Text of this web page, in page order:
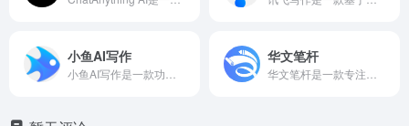
小鱼AI写作 华文笔杆